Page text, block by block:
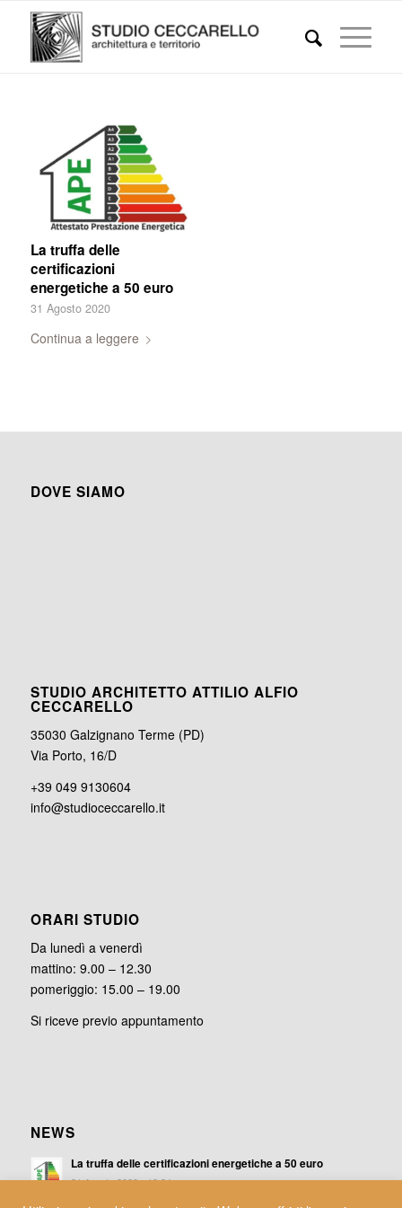
La truffa delle
certificazioni
energetiche a 50 euro
31 Agosto 2020
Continua a leggere
DOVE SIAMO
STUDIO ARCHITETTO ATTILIO ALFIO
CECCARELLO
35030 Galzignano Terme (PD)
Via Porto, 16/D
+39 049 9130604
info@studioceccarello.it
ORARI STUDIO
Da lunedì a venerdì
mattino: 9.00 – 12.30
pomeriggio: 15.00 – 19.00
Si riceve previo appuntamento
NEWS
La truffa delle certificazioni energetiche a 50 euro
31 Agosto 2020 - 19:24